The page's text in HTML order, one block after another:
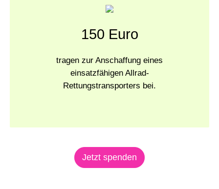
150 Euro
tragen zur Anschaffung eines
einsatzfähigen Allrad-
Rettungstransporters bei.
Jetzt spenden